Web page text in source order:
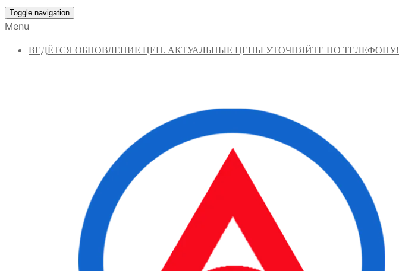
Toggle navigation
Menu
ВЕДЁТСЯ ОБНОВЛЕНИЕ ЦЕН. АКТУАЛЬНЫЕ ЦЕНЫ УТОЧНЯЙТЕ ПО ТЕЛЕФОНУ!